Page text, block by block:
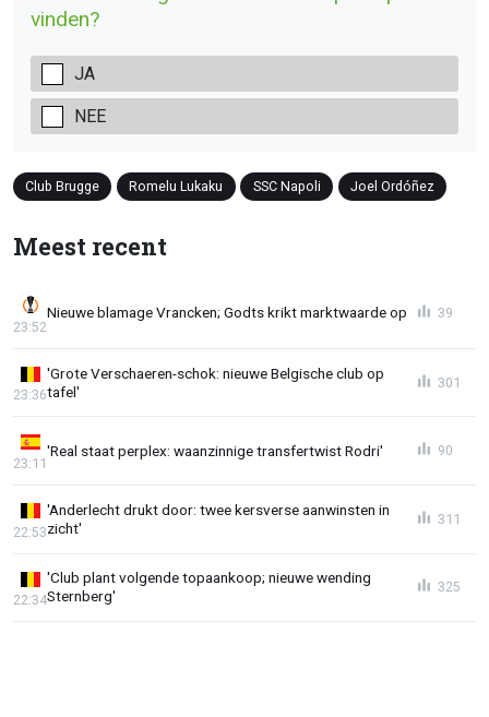
vinden?
JA
NEE
Club Brugge Romelu Lukaku SSC Napoli Joel Ordóñez
Meest recent
Nieuwe blamage Vrancken; Godts krikt marktwaarde op
23:52
39
'Grote Verschaeren-schok: nieuwe Belgische club op
tafel'
23:36
301
'Real staat perplex: waanzinnige transfertwist Rodri'
23:11
90
'Anderlecht drukt door: twee kersverse aanwinsten in
zicht'
22:53
311
'Club plant volgende topaankoop; nieuwe wending
Sternberg'
22:34
325